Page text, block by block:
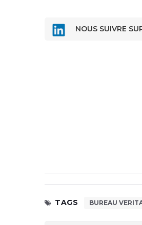
NOUS SUIVRE
TAGS
BUREAU